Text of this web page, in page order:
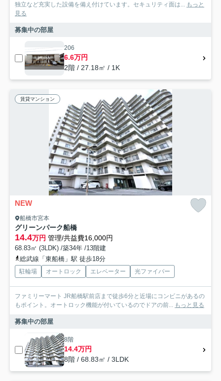
独立など充実した設備を備え付けています。セキュリティ面は... もっと
見る
募集中の部屋
206
6.6万円
2階 / 27.18㎡ / 1K
賃貸マンション
NEW
船橋市宮本
グリーンパーク船橋
14.4万円 管理/共益費16,000円
68.83㎡ (3LDK) /築34年 /13階建
総武線「東船橋」駅 徒歩18分
駐輪場 オートロック エレベーター 光ファイバー
ファミリーマート JR船橋駅前店まで徒歩6分と近場にコンビニがあるの
もポイント。オートロック機能が付いているのでドアの前... もっと見る
募集中の部屋
8階
14.4万円
8階 / 68.83㎡ / 3LDK